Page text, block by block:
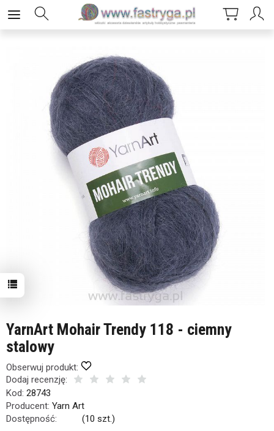
YarnArt Mohair Trendy 118 - ciemny
stalowy
Obserwuj produkt:
Dodaj recenzję:
Kod: 28743
Producent: Yarn Art
Dostępność:
(10 szt.)
interesuje się osób.